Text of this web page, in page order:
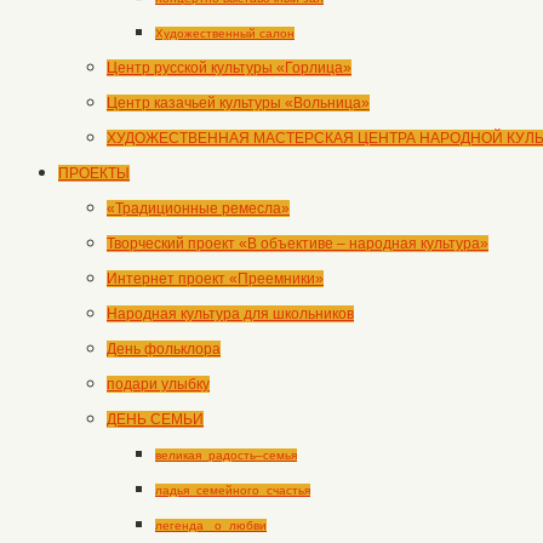
Художественный салон
Центр русской культуры «Горлица»
Центр казачьей культуры «Вольница»
ХУДОЖЕСТВЕННАЯ МАСТЕРСКАЯ ЦЕНТРА НАРОДНОЙ
ПРОЕКТЫ
«Традиционные ремесла»
Творческий проект «В объективе – народная культура»
Интернет проект «Преемники»
Народная культура для школьников
День фольклора
подари улыбку
ДЕНЬ СЕМЬИ
великая_радость–семья
ладья_семейного_счастья
легенда _о_любви